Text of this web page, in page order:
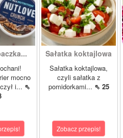
mocno
i... ⇖
Sałatka koktajlowa
Sałatka koktajlowa,
czyli sałatka z
pomidorkami... ⇖ 25
Zobacz przepis!